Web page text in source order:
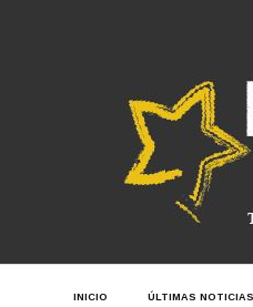
INICIO ÚLTIMAS NOTICIAS